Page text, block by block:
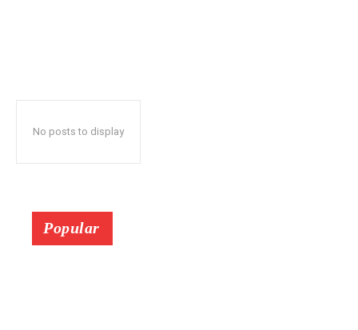
No posts to display
Popular